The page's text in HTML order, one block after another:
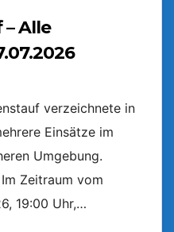
Alle
verzeichnete in
Einsätze im
Umgebung.
Zeitraum vom
19:00 Uhr,…